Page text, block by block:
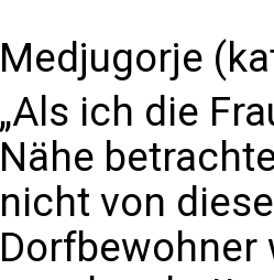
Medjugorje
„Als ich die
Nähe
nicht von
Dorfbewohner